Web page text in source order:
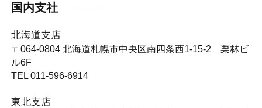
国内支社
北海道支店
〒064-0804北海道札幌市中央区南四条西1-15-2 栗林ビ
ル6F
TEL 011-596-6914
東北支店